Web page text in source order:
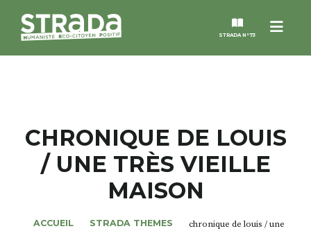
Menu
STRADA N°73
MAGAZINES
NOS THÈMES
CHRONIQUE DE LOUIS
/ UNE TRÈS VIEILLE
MAISON
ACCUEIL STRADA THEMES
chronique de louis / une